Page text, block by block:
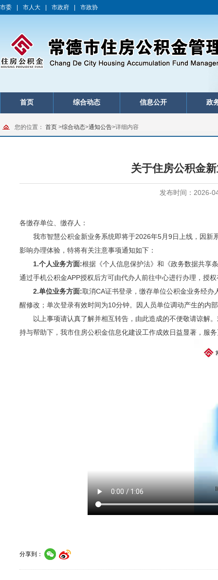
市委 市人大 市政府 市政协
首页 综合动态 信息公开 政
您的位置： 首页 >综合动态>通知公告>详细内容
关于住房公积金
发布时间：2026-
各缴存单位、缴存人：
我市智慧公积金新业务系统即将于2026年5月9日上线，因
影响办理体验，特将有关注意事项通知如下：
1.个人业务方面:根据《个人信息保护法》和《政务数据共享
通过手机公积金APP授权后方可由代办人前往中心进行办理，授
2.单位业务方面:取消CA证书登录，缴存单位公积金业务经
醒修改；单次登录有效时间为10分钟。因人员单位调动产生的内
以上事项请认真了解并相互转告，由此造成的不便敬请谅解
持与帮助下，我市住房公积金信息化建设工作成效日益显著，服
分享到：